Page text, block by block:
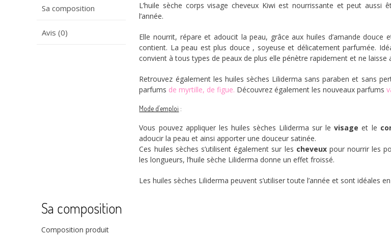
Sa composition
Avis (0)
L’huile sèche corps visage cheveux Kiwi est nourrissante et peut aussi
l’année.
Elle nourrit, répare et adoucit la peau, grâce aux huiles d’amande douce
contient. La peau est plus douce , soyeuse et délicatement parfumée.
convient à tous types de peaux de plus elle pénètre rapidement et ne laisse
Retrouvez également les huiles sèches Liliderma sans paraben et sans
parfums de myrtille, de figue. Découvrez également les nouveaux parfums
Mode d’emploi :
Vous pouvez appliquer les huiles sèches Liliderma sur levisage et le
adoucir la peau et ainsi apporter une douceur satinée.
Ces huiles sèches s’utilisent également sur les cheveuxpour nourrir les
les longueurs, l’huile sèche Liliderma donne un effet froissé.
Les huiles sèches Liliderma peuvent s’utiliser toute l’année et sont idéales
Sa composition
Composition produit